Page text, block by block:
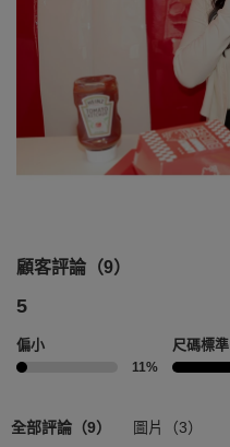
顧客評論（9）
5
偏小
11%
尺碼標準
全部評論（9） 圖片（3）